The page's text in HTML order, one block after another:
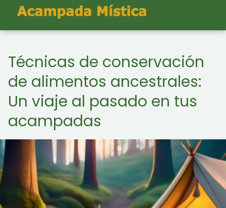
Técnicas de conservación
de alimentos ancestrales:
Un viaje al pasado en tus
acampadas